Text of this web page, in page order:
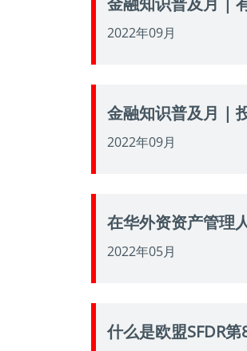
2022年09月
金融知识普及月 |
2022年09月
在华外资资产管理
2022年05月
什么是欧盟SFDR